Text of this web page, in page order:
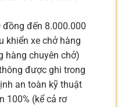
đến 8.000.000
khiển xe chở hàng
hàng chuyên chở)
được ghi trong
an toàn kỹ thuật
100% (kể cả rơ